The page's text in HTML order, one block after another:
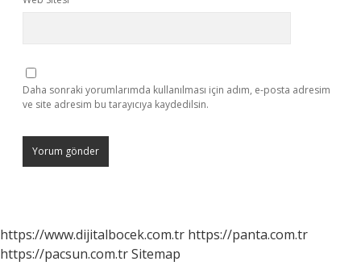
Daha sonraki yorumlarımda kullanılması için adım, e-posta adresim
ve site adresim bu tarayıcıya kaydedilsin.
https://www.dijitalbocek.com.tr https://panta.com.tr
https://pacsun.com.trSitemap